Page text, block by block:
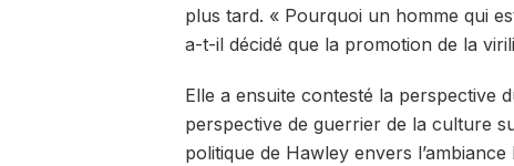
plus tard. « Pourquoi un homme qui
a-t-il décidé que la promotion de la
Elle a ensuite contesté la perspective
perspective de guerrier de la culture
politique de Hawley envers